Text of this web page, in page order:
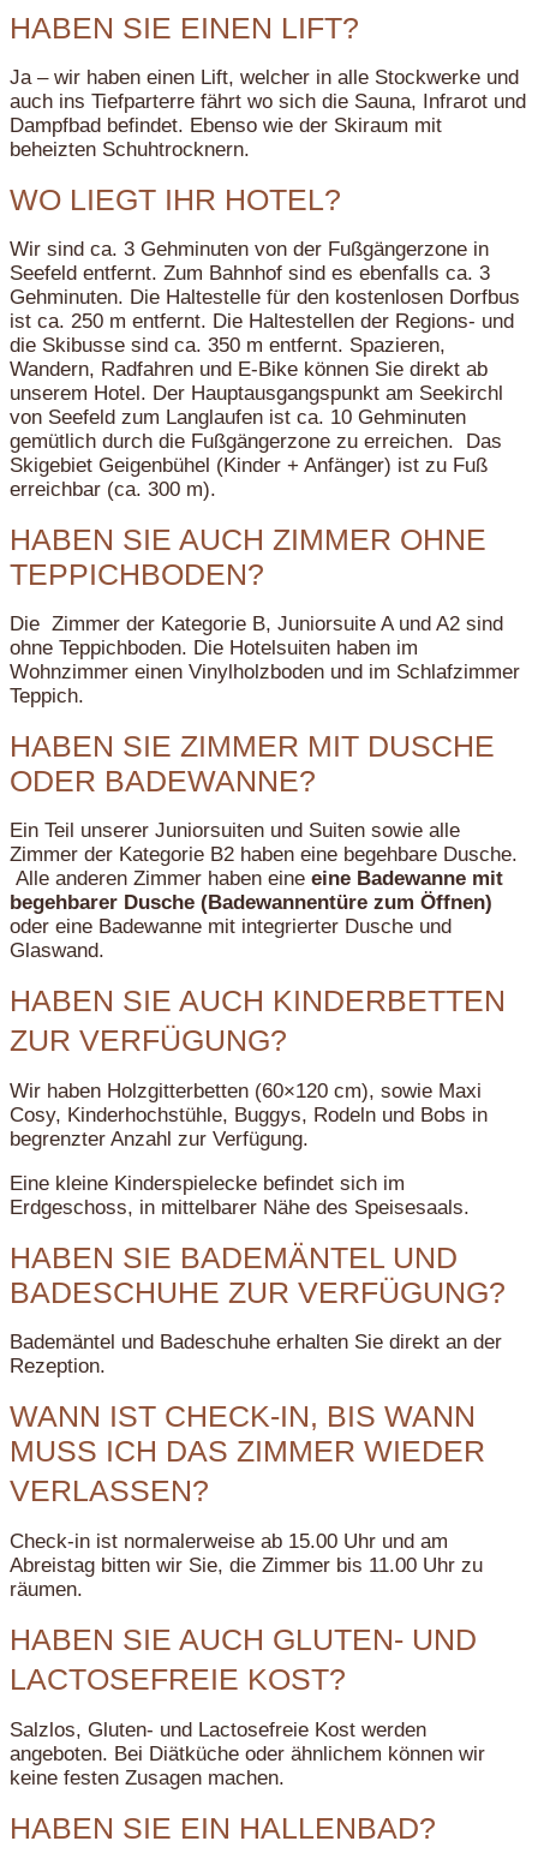
HABEN SIE EINEN LIFT?
Ja – wir haben einen Lift, welcher in alle Stockwerke und
auch ins Tiefparterre fährt wo sich die Sauna, Infrarot und
Dampfbad befindet. Ebenso wie der Skiraum mit
beheizten Schuhtrocknern.
WO LIEGT IHR HOTEL?
Wir sind ca. 3 Gehminuten von der Fußgängerzone in
Seefeld entfernt. Zum Bahnhof sind es ebenfalls ca. 3
Gehminuten. Die Haltestelle für den kostenlosen Dorfbus
ist ca. 250 m entfernt. Die Haltestellen der Regions- und
die Skibusse sind ca. 350 m entfernt. Spazieren,
Wandern, Radfahren und E-Bike können Sie direkt ab
unserem Hotel. Der Hauptausgangspunkt am Seekirchl
von Seefeld zum Langlaufen ist ca. 10 Gehminuten
gemütlich durch die Fußgängerzone zu erreichen. Das
Skigebiet Geigenbühel (Kinder + Anfänger) ist zu Fuß
erreichbar (ca. 300 m).
HABEN SIE AUCH ZIMMER OHNE
TEPPICHBODEN?
Die Zimmer der Kategorie B, Juniorsuite A und A2 sind
ohne Teppichboden. Die Hotelsuiten haben im
Wohnzimmer einen Vinylholzboden und im Schlafzimmer
Teppich.
HABEN SIE ZIMMER MIT DUSCHE
ODER BADEWANNE?
Ein Teil unserer Juniorsuiten und Suiten sowie alle
Zimmer der Kategorie B2 haben eine begehbare Dusche.
Alle anderen Zimmer haben eine eine Badewanne mit
begehbarer Dusche (Badewannentüre zum Öffnen)
oder eine Badewanne mit integrierter Dusche und
Glaswand.
HABEN SIE AUCH KINDERBETTEN
ZUR VERFÜGUNG?
Wir haben Holzgitterbetten (60×120 cm), sowie Maxi
Cosy, Kinderhochstühle, Buggys, Rodeln und Bobs in
begrenzter Anzahl zur Verfügung.
Eine kleine Kinderspielecke befindet sich im
Erdgeschoss, in mittelbarer Nähe des Speisesaals.
HABEN SIE BADEMÄNTEL UND
BADESCHUHE ZUR VERFÜGUNG?
Bademäntel und Badeschuhe erhalten Sie direkt an der
Rezeption.
WANN IST CHECK-IN, BIS WANN
MUSS ICH DAS ZIMMER WIEDER
VERLASSEN?
Check-in ist normalerweise ab 15.00 Uhr und am
Abreistag bitten wir Sie, die Zimmer bis 11.00 Uhr zu
räumen.
HABEN SIE AUCH GLUTEN- UND
LACTOSEFREIE KOST?
Salzlos, Gluten- und Lactosefreie Kost werden
angeboten. Bei Diätküche oder ähnlichem können wir
keine festen Zusagen machen.
HABEN SIE EIN HALLENBAD?